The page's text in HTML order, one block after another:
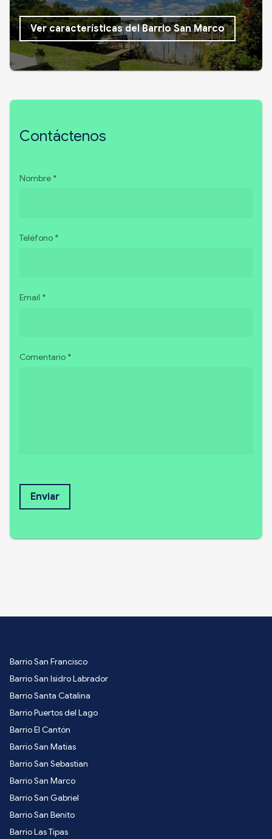
Ver características del Barrio San Marco
Contáctenos
Nombre *
Teléfono *
Email *
Comentario *
Enviar
Barrio San Francisco
Barrio San Isidro Labrador
Barrio Santa Catalina
Barrio Puertos del Lago
Barrio El Cantón
Barrio San Matias
Barrio San Sebastian
Barrio San Marco
Barrio San Gabriel
Barrio San Benito
Barrio Las Tipas